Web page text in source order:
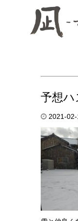
予想
2021-